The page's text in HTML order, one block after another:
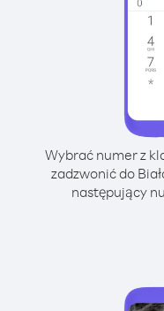
Wybrać numer z
zadzwonić do
następujący